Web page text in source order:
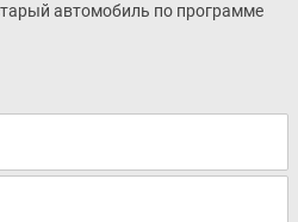
автомобиль по программе